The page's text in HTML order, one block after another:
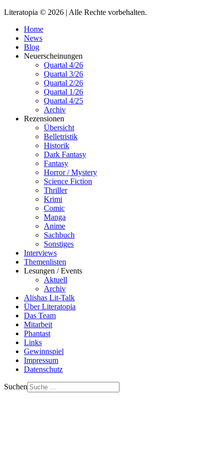
Literatopia © 2026 | Alle Rechte vorbehalten.
Home
News
Blog
Neuerscheinungen
Quartal 4/26
Quartal 3/26
Quartal 2/26
Quartal 1/26
Quartal 4/25
Archiv
Rezensionen
Übersicht
Belletristik
Historik
Dark Fantasy
Fantasy
Horror / Mystery
Science Fiction
Thriller
Krimi
Comic
Manga
Anime
Sachbuch
Sonstiges
Interviews
Themenlisten
Lesungen / Events
Aktuell
Archiv
Alishas Lit-Talk
Über Literatopia
Das Team
Mitarbeit
Phantast
Links
Gewinnspiel
Impressum
Datenschutz
Suchen